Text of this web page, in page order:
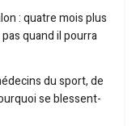
: quatre mois plus
quand il pourra
du sport, de
se blessent-